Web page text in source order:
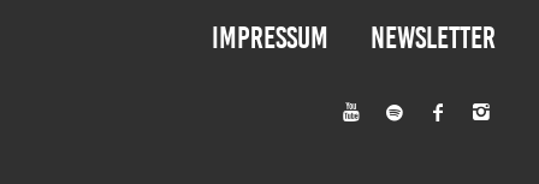
Impressum Newsletter



